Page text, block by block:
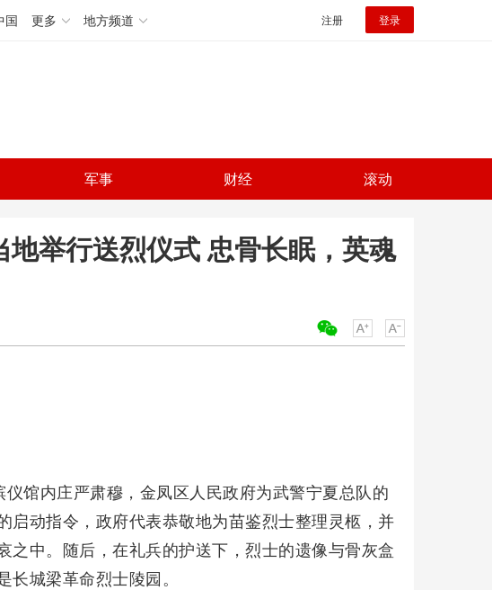
国 更多 地方频道 注册 登录
军事 财经 滚动
举行送烈仪式 忠骨长眠，英魂
馆内庄严肃穆，金凤区人民政府为武警宁夏总队的
启动指令，政府代表恭敬地为苗鉴烈士整理灵柩，并
之中。随后，在礼兵的护送下，烈士的遗像与骨灰盒
城梁革命烈士陵园。